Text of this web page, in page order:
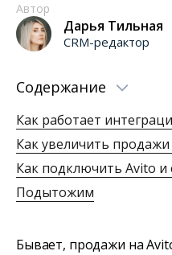
Автор
Дарья Тильная
CRM-редактор
Содержание
Как работает
Как увеличить
Как подключить Avito и
Подытожим
Бывает, продажи на